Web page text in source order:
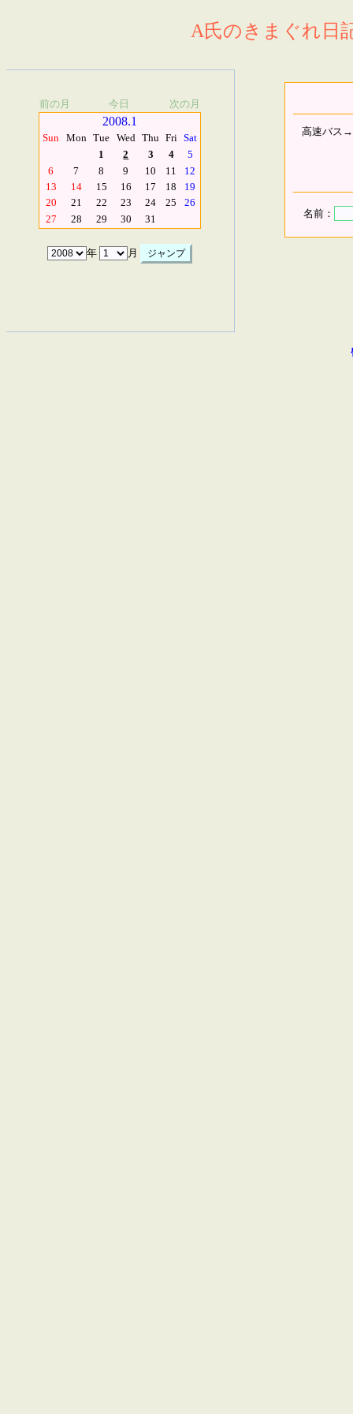
A氏のきまぐれ日
前の月 今日 次の月
2008.1
Sun Mon Tue Wed Thu Fri Sat
1
2 3 4
5
6
7 8 9 10 11
12
13
14 15 16 17 18
19
20
21 22 23 24 25
26
27
28 29 30 31
年 月
高速バス
名前：